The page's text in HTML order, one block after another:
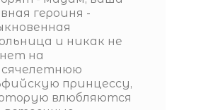
героиня -
и никак не
на
принцессу,
влюбляются